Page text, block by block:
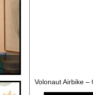
【水着画像あり】乃
Volonaut Airbike –